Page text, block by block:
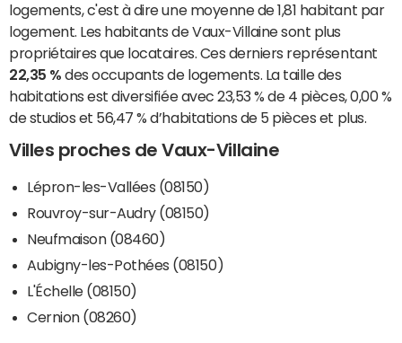
logements, c'est à dire une moyenne de 1,81 habitant par
logement. Les habitants de Vaux-Villaine sont plus
propriétaires que locataires. Ces derniers représentant
22,35 % des occupants de logements. La taille des
habitations est diversifiée avec 23,53 % de 4 pièces, 0,00 %
de studios et 56,47 % d’habitations de 5 pièces et plus.
Villes proches de Vaux-Villaine
Lépron-les-Vallées (08150)
Rouvroy-sur-Audry (08150)
Neufmaison (08460)
Aubigny-les-Pothées (08150)
L'Échelle (08150)
Cernion (08260)